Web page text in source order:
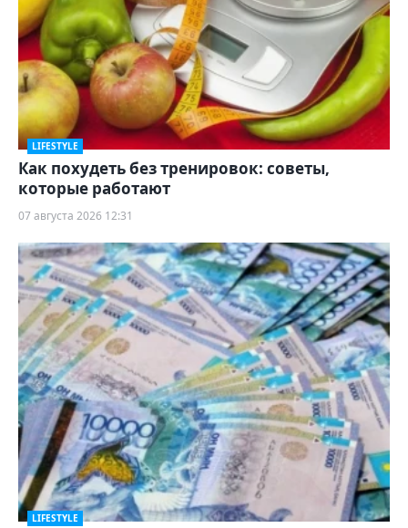
LIFESTYLE
Как похудеть без тренировок: советы,
которые работают
07 августа 2026 12:31
LIFESTYLE